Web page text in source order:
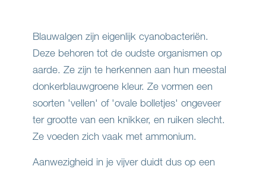
Blauwalgen zijn eigenlijk cyanobacteriën.
Deze behoren tot de oudste organismen op
aarde. Ze zijn te herkennen aan hun meestal
donkerblauwgroene kleur. Ze vormen een
soorten 'vellen' of 'ovale bolletjes' ongeveer
ter grootte van een knikker, en ruiken slecht.
Ze voeden zich vaak met ammonium.
Aanwezigheid in je vijver duidt dus op een